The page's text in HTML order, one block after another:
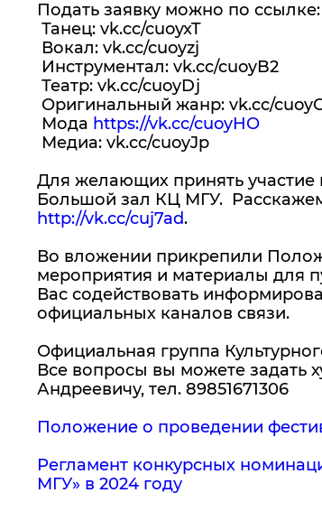
Подать заявку можно по ссылке:
Танец: vk.cc/cuoyxT
Вокал: vk.cc/cuoyzj
Инструментал: vk.cc/cuoyB2
Театр: vk.cc/cuoyDj
Оригинальный жанр: vk.cc/
Мода https://vk.cc/cuoyHO
Медиа: vk.cc/cuoyJp
Для желающих принять участие
Большой зал КЦ МГУ. Расскажем
http://vk.cc/cuj7ad.
Во вложении прикрепили
мероприятия и материалы для
Вас содействовать
официальных каналов связи.
Официальная группа
Все вопросы вы можете задать
Андреевичу, тел. 89851671306
Положение о проведении
Регламент конкурсных
МГУ» в 2024 году